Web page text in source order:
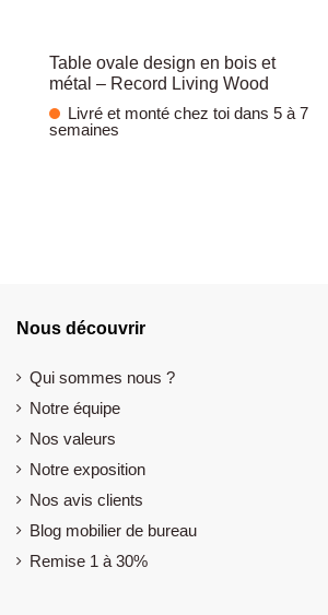
Table ovale design en bois et
métal – Record Living Wood
Livré et monté chez toi dans 5 à 7
semaines
Nous découvrir
Qui sommes nous ?
Notre équipe
Nos valeurs
Notre exposition
Nos avis clients
Blog mobilier de bureau
Remise 1 à 30%